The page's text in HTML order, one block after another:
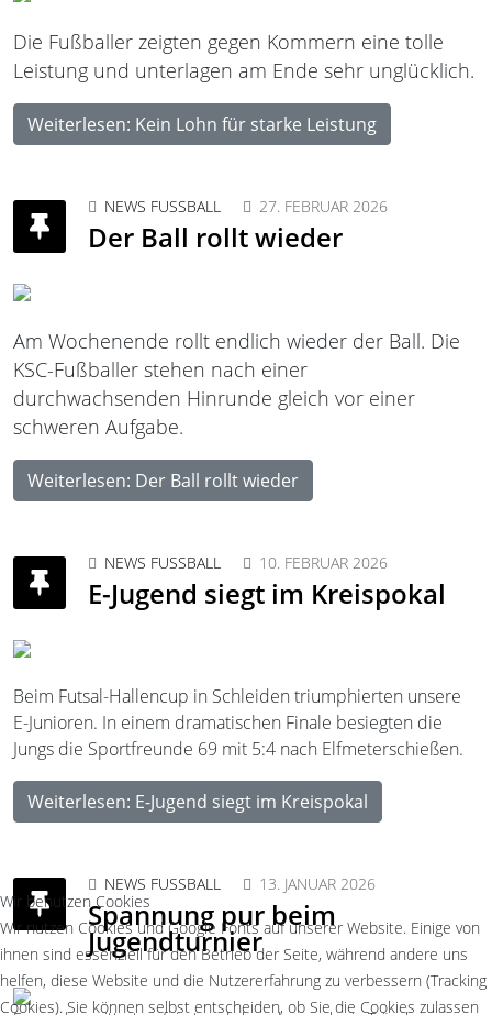
Die Fußballer zeigten gegen Kommern eine tolle
Leistung und unterlagen am Ende sehr unglücklich.
Weiterlesen: Kein Lohn für starke Leistung
NEWS FUSSBALL 27. FEBRUAR 2026
Der Ball rollt wieder
Am Wochenende rollt endlich wieder der Ball. Die
KSC-Fußballer stehen nach einer
durchwachsenden Hinrunde gleich vor einer
schweren Aufgabe.
Weiterlesen: Der Ball rollt wieder
NEWS FUSSBALL 10. FEBRUAR 2026
E-Jugend siegt im Kreispokal
Beim Futsal-Hallencup in Schleiden triumphierten unsere
E-Junioren. In einem dramatischen Finale besiegten die
Jungs die Sportfreunde 69 mit 5:4 nach Elfmeterschießen.
Weiterlesen: E-Jugend siegt im Kreispokal
NEWS FUSSBALL 13. JANUAR 2026
Spannung pur beim
Jugendturnier
Wir benutzen Cookies
Wir nutzen Cookies und Google Fonts auf unserer Website. Einige von
ihnen sind essenziell für den Betrieb der Seite, während andere uns
helfen, diese Website und die Nutzererfahrung zu verbessern (Tracking
Cookies). Sie können selbst entscheiden, ob Sie die Cookies zulassen